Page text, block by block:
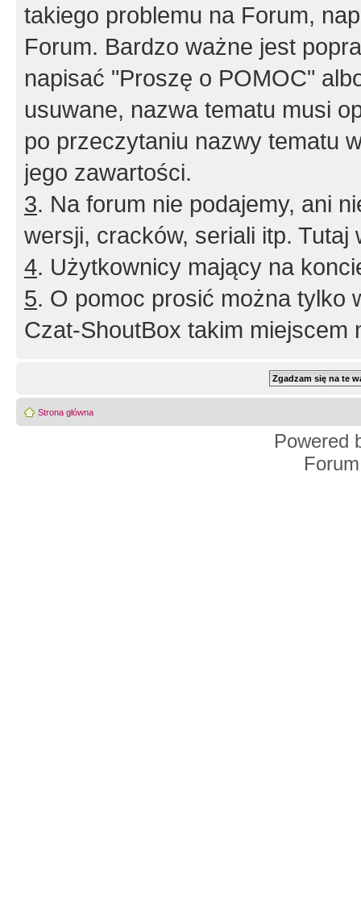
takiego problemu na Forum,
Forum. Bardzo ważne jest
napisać "Proszę o POMOC"
usuwane, nazwa tematu musi
po przeczytaniu nazwy tematu
jego zawartości.
3. Na forum nie podajemy, ani
wersji, cracków, seriali itp. Tutaj
4. Użytkownicy mający na
5. O pomoc prosić można tylko
Czat-ShoutBox takim miejscem
Strona główna
Powered